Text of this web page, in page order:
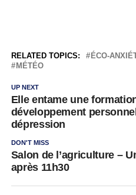
RELATED TOPICS: ÉCO-
MÉTÉO
UP NEXT
Elle entame une
développement
dépression
DON'T MISS
Salon de l’agriculture –
après 11h30